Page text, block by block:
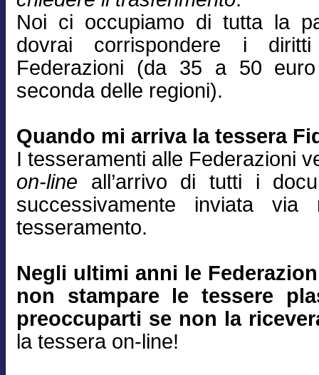
Noi ci occupiamo di tutta la
dovrai corrispondere i
Federazioni (da 35 a 50
seconda delle regioni).
Quando mi arriva la tessera
I tesseramenti alle Federazioni
on-line all’arrivo di tutti i
successivamente inviata
tesseramento.
Negli ultimi anni le
non stampare le tessere
preoccuparti se non la
la tessera on-line!